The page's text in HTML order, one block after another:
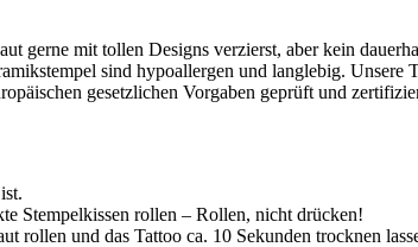
gerne mit tollen Designs verzierst, aber kein
sind hypoallergen und langlebig.
gesetzlichen Vorgaben geprüft und
Stempelkissen rollen – Rollen, nicht drücken!
rollen und das Tattoo ca. 10 Sekunden trocknen